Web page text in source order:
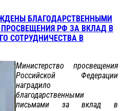
БЛАГОДАРСТВЕННЫМИ
РФ ЗА ВКЛАД В
СОТРУДНИЧЕСТВА В
Министерство просвещения
Российской Федерации
наградило
благодарственными
письмами за вклад в